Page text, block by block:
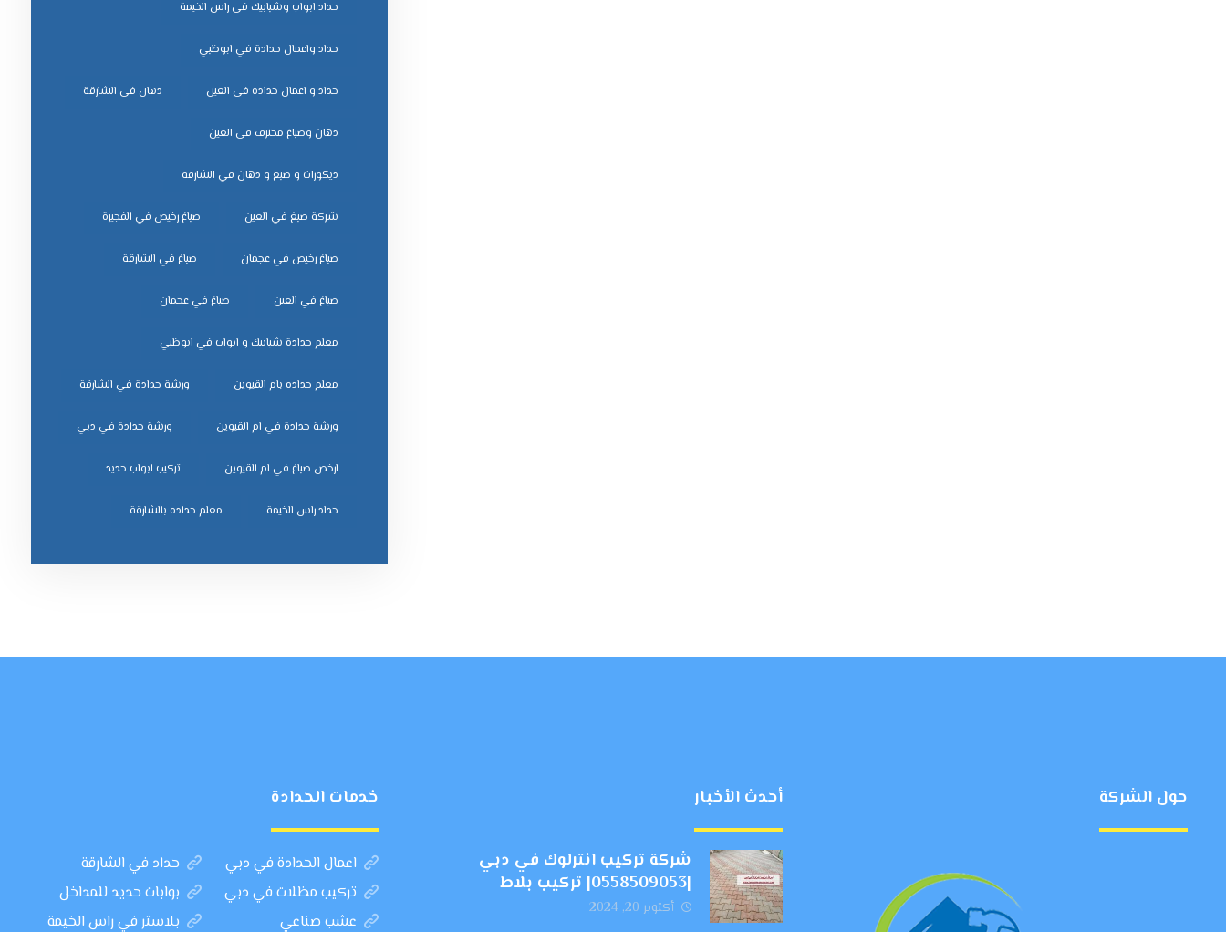
حداد ابواب وشبابيك فى راس الخيمة
حداد واعمال حدادة في ابوظبي
حداد و اعمال حداده في العين دهان في الشارقة
دهان وصباغ محترف في العين
ديكورات و صبغ و دهان في الشارقة
شركة صبغ في العين صباغ رخيص في الفجيرة
صباغ رخيص في عجمان صباغ في الشارقة
صباغ في العين صباغ في عجمان
معلم حدادة شبابيك و ابواب في ابوظبي
معلم حداده بام القيوين ورشة حدادة في الشارقة
ورشة حدادة في ام القيوين ورشة حدادة في دبي
ﺗﺮﻛﻴﺐ اﺑﻮاب ﺣﺪﻳﺪ
ﺣﺪاد راس اﻟﺨﻴﻤﺔ ﻣﻌﻠﻢ ﺣﺪاده ﺑﺎﻟﺸﺎرﻗﺔ
حول الشركة أحدث الأخبار
شركة تركيب انترلوك في دبي
|0558509053| تركيب بلاط
أكتوبر 20, 2024
خدمات الحدادة
اعمال الحدادة في دبي
حداد في الشارقة
تركيب مظلات في دبي
بوابات حديد للمداخل
عشب صناعي
بلاستر في راس الخيمة